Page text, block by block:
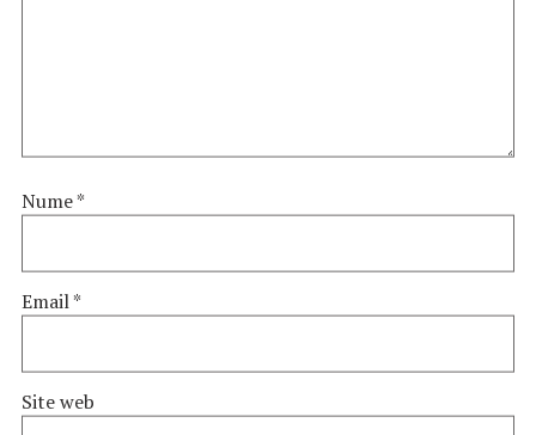
Nume*
Email*
Site web